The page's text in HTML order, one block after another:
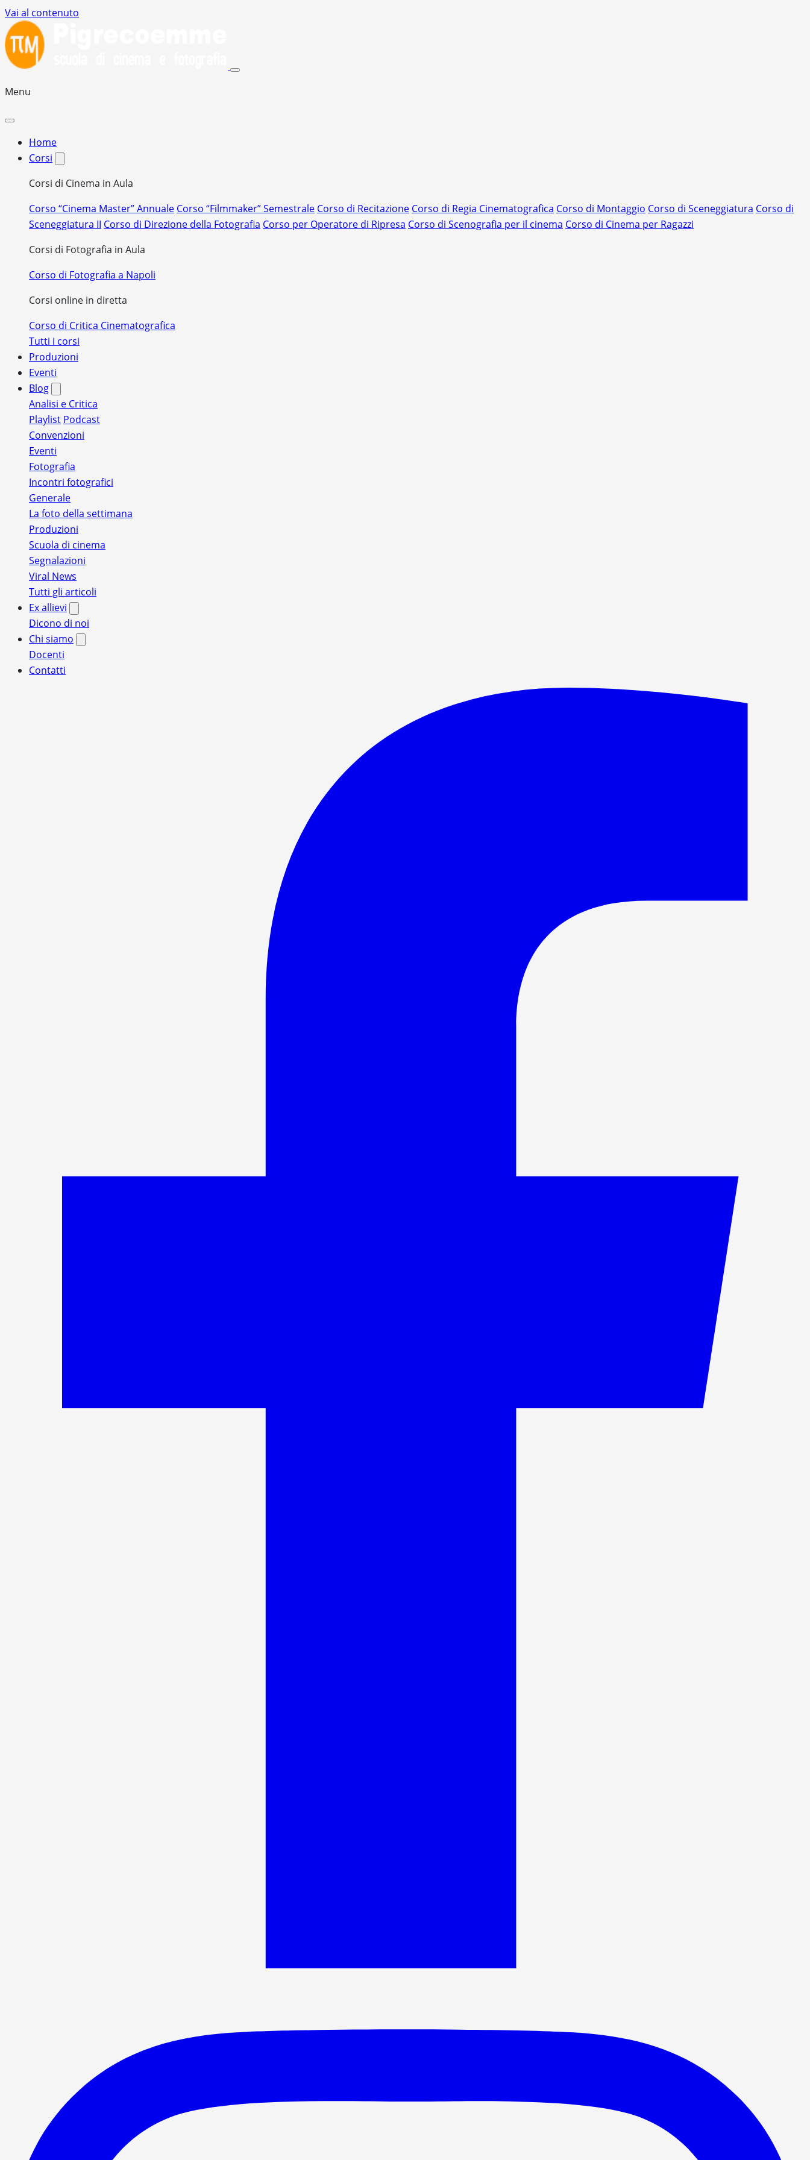
Vai al contenuto
Menu
Home
Corsi
Corsi di Cinema in Aula
Corso “Cinema Master” Annuale Corso “Filmmaker” Semestrale Corso di Recitazione Corso di Regia Cinematografica Corso di Montaggio Corso di Sceneggiatura Corso di
Sceneggiatura II Corso di Direzione della Fotografia Corso per Operatore di Ripresa Corso di Scenografia per il cinema Corso di Cinema per Ragazzi
Corsi di Fotografia in Aula
Corso di Fotografia a Napoli
Corsi online in diretta
Corso di Critica Cinematografica
Tutti i corsi
Produzioni
Eventi
Blog
Analisi e Critica
Playlist Podcast
Convenzioni
Eventi
Fotografia
Incontri fotografici
Generale
La foto della settimana
Produzioni
Scuola di cinema
Segnalazioni
Viral News
Tutti gli articoli
Ex allievi
Dicono di noi
Chi siamo
Docenti
Contatti